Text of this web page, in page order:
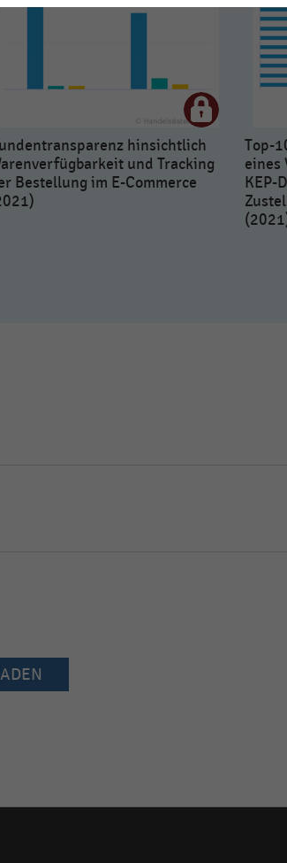
hinsichtlich
und Tracking
Bestellung im E-Commerce
Top-
eines
KEP-